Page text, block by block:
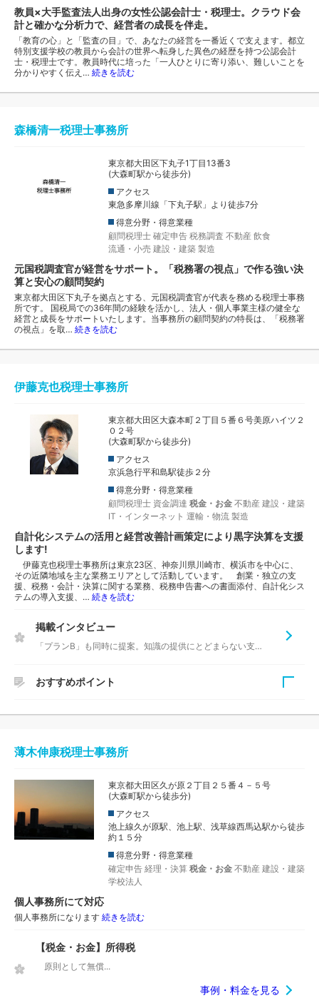
教員×大手監査法人出身の女性公認会計士・税理士。クラウド会
計と確かな分析力で、経営者の成長を伴走。
「教育の心」と「監査の目」で、あなたの経営を一番近くで支えます。都立
特別支援学校の教員から会計の世界へ転身した異色の経歴を持つ公認会計
士・税理士です。教員時代に培った「一人ひとりに寄り添い、難しいことを
分かりやすく伝え… 続きを読む
森橋清一税理士事務所
東京都大田区下丸子1丁目13番3
(大森町駅から徒歩分)
アクセス
東急多摩川線「下丸子駅」より徒歩7分
得意分野・得意業種
顧問税理士 確定申告 税務調査 不動産 飲食
流通・小売 建設・建築 製造
元国税調査官が経営をサポート。「税務署の視点」で作る強い決
算と安心の顧問契約
東京都大田区下丸子を拠点とする、元国税調査官が代表を務める税理士事務
所です。 国税局での36年間の経験を活かし、法人・個人事業主様の健全な
経営と成長をサポートいたします。当事務所の顧問契約の特長は、「税務署
の視点」を取… 続きを読む
伊藤克也税理士事務所
東京都大田区大森本町２丁目５番６号美原ハイツ２
０２号
(大森町駅から徒歩分)
アクセス
京浜急行平和島駅徒歩２分
得意分野・得意業種
顧問税理士 資金調達 税金・お金 不動産 建設・建築
IT・インターネット 運輸・物流 製造
自計化システムの活用と経営改善計画策定により黒字決算を支援
します!
伊藤克也税理士事務所は東京23区、神奈川県川崎市、横浜市を中心に、
その近隣地域を主な業務エリアとして活動しています。 創業・独立の支
援、税務・会計・決算に関する業務、税務申告書への書面添付、自計化シス
テムの導入支援、… 続きを読む
掲載インタビュー
「プランB」も同時に提案。知識の提供にとどまらない支援を心がけます
おすすめポイント
東京23区、神奈川県川崎市、横浜市を中心に、その近隣地
用、経営改善計画策定による黒字決算を支援してくださいま
す。代表の伊藤 克也先生は、お客様からのご相談事も瞬時
に汲み取り、分かりやすくテンポよくお答えくださいます。
薄木伸康税理士事務所
東京都大田区久が原２丁目２５番４－５号
(大森町駅から徒歩分)
アクセス
池上線久が原駅、池上駅、浅草線西馬込駅から徒歩
約１５分
得意分野・得意業種
確定申告 経理・決算 税金・お金 不動産 建設・建築
学校法人
個人事務所にて対応
個人事務所になります 続きを読む
【税金・お金】所得税
原則として無償...
事例・料金を見る